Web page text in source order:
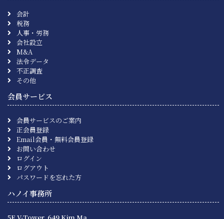
会計
税務
人事・労務
会社設立
M&A
法令データ
不正調査
その他
会員サービス
会員サービスのご案内
正会員登録
Email会員・無料会員登録
お問い合わせ
ログイン
ログアウト
パスワードを忘れた方
ハノイ事務所